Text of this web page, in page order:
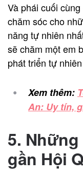
Và phái cuối
chăm sóc cho
năng tự nhiên
sẽ chăm một em
phát triển tự
Xem thêm:
An: Uy tín,
5.
gần Hội